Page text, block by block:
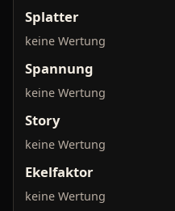
Splatter
keine Wertung
Spannung
keine Wertung
Story
keine Wertung
Ekelfaktor
keine Wertung